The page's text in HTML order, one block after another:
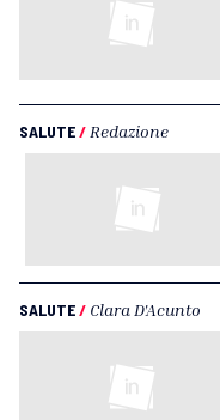
SALUTE/ Redazione
SALUTE/ Clara D'Acunto